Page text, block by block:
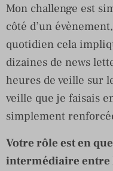
Mon challenge est
côté d’un
quotidien cela
dizaines de news
heures de veille sur
veille que je faisais
simplement
Votre rôle est en
intermédiaire entre